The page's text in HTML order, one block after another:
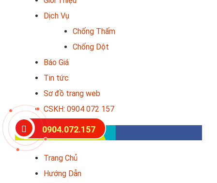
Dịch Vụ
Chống Thấm
Chống Dột
Báo Giá
Tin tức
Sơ đồ trang web
CSKH: 0904 072 157
CHUYÊN MỤC CHIA SẺ
Trang Chủ
Hướng Dẫn
0904.072.157